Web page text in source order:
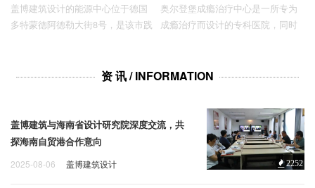
盖博建筑设计的能源中心位于德国
多特蒙德阿德勒大街8号，是该市践
巧借周围建筑的形态和材料元素，
地融入城市景观中。
奥尔登堡成瘾治疗中心是一所专为
成瘾治疗而设计的专科医院，同时
观院落的关系出发，以清晰结构塑
力舒适惬意的治疗过程。
资 讯 / INFORMATION
盖博建筑与海南省设计研究院深度交流，共
探海南自贸港合作意向
2025-08-06 盖博建筑设计 2252